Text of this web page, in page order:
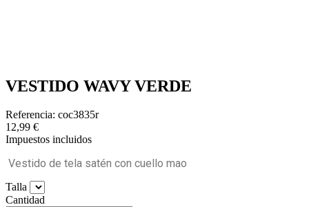
VESTIDO WAVY VERDE
Referencia: coc3835r
12,99 €
Impuestos incluidos
Vestido de tela satén con cuello mao
Talla
Cantidad